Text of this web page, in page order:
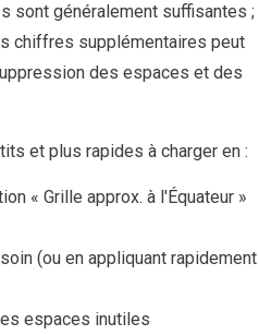
sont généralement suffisantes ;
chiffres supplémentaires peut
des espaces et des
et plus rapides à charger en :
« Grille approx. à l'Équateur »
(ou en appliquant rapidement
espaces inutiles